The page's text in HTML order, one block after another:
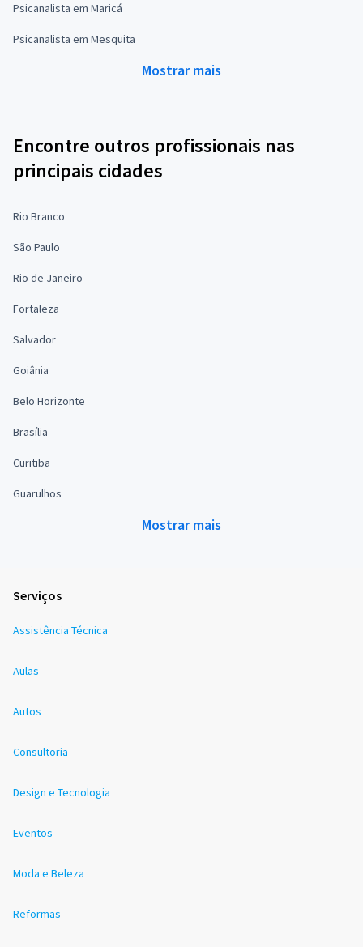
Psicanalista em Maricá
Psicanalista em Mesquita
Mostrar mais
Encontre outros profissionais nas
principais cidades
Rio Branco
São Paulo
Rio de Janeiro
Fortaleza
Salvador
Goiânia
Belo Horizonte
Brasília
Curitiba
Guarulhos
Mostrar mais
Serviços
Assistência Técnica
Aulas
Autos
Consultoria
Design e Tecnologia
Eventos
Moda e Beleza
Reformas